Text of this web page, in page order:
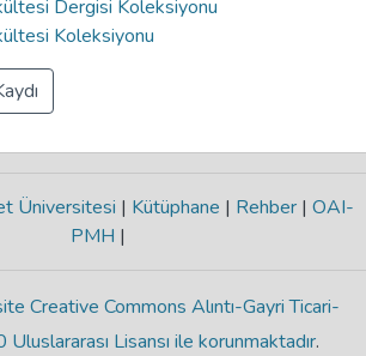
Dergisi Koleksiyonu
Koleksiyonu
Üniversitesi | Kütüphane | Rehber | OAI-
PMH |
Creative Commons Alıntı-Gayri Ticari-
Lisansı ile korunmaktadır.